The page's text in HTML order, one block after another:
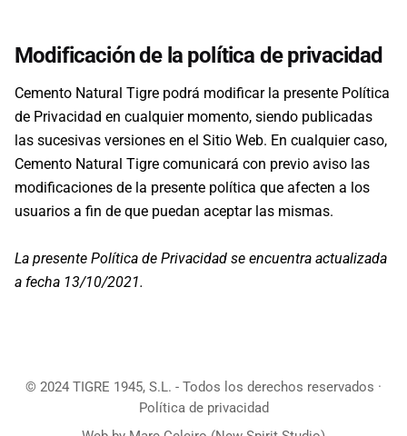
Modificación de la política de privacidad
Cemento Natural Tigre podrá modificar la presente Política
de Privacidad en cualquier momento, siendo publicadas
las sucesivas versiones en el Sitio Web. En cualquier caso,
Cemento Natural Tigre comunicará con previo aviso las
modificaciones de la presente política que afecten a los
usuarios a fin de que puedan aceptar las mismas.
La presente Política de Privacidad se encuentra actualizada
a fecha 13/10/2021.
© 2024 TIGRE 1945, S.L. - Todos los derechos reservados ·
Política de privacidad